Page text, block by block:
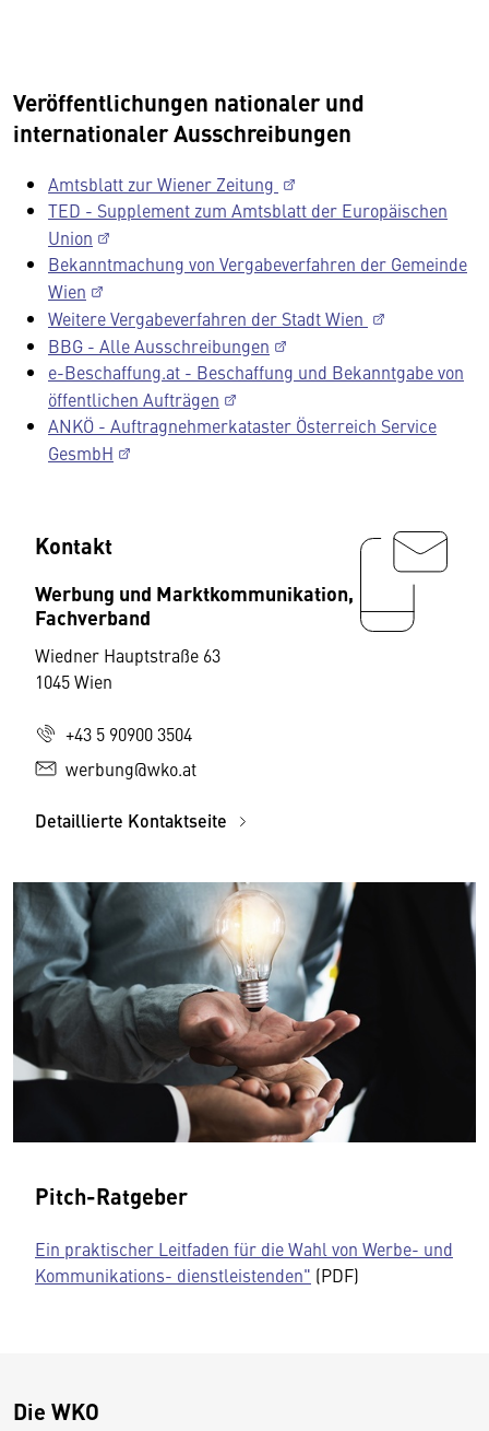
Veröffentlichungen nationaler und
internationaler Ausschreibungen
Amtsblatt zur Wiener Zeitung
TED - Supplement zum Amtsblatt der Europäischen
Union
Bekanntmachung von Vergabeverfahren der Gemeinde
Wien
Weitere Vergabeverfahren der Stadt Wien
BBG - Alle Ausschreibungen
e-Beschaffung.at - Beschaffung und Bekanntgabe von
öffentlichen Aufträgen
ANKÖ - Auftragnehmerkataster Österreich Service
GesmbH
Kontakt
Werbung und Marktkommunikation,
Fachverband
Wiedner Hauptstraße 63
1045 Wien
+43 5 90900 3504
werbung@wko.at
Detaillierte Kontaktseite
Pitch-Ratgeber
Ein praktischer Leitfaden für die Wahl von Werbe- und
Kommunikations- dienstleistenden" (PDF)
Die WKO